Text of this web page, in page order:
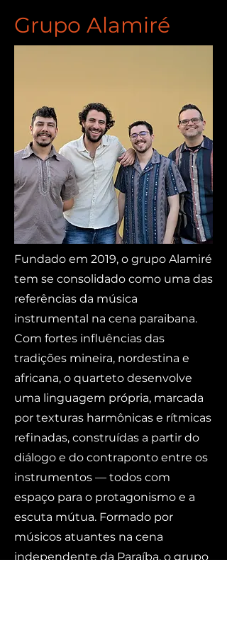
Grupo Alamiré
Fundado em 2019, o grupo Alamiré
tem se consolidado como uma das
referências da música
instrumental na cena paraibana.
Com fortes influências das
tradições mineira, nordestina e
africana, o quarteto desenvolve
uma linguagem própria, marcada
por texturas harmônicas e rítmicas
refinadas, construídas a partir do
diálogo e do contraponto entre os
instrumentos — todos com
espaço para o protagonismo e a
escuta mútua. Formado por
músicos atuantes na cena
independente da Paraíba, o grupo